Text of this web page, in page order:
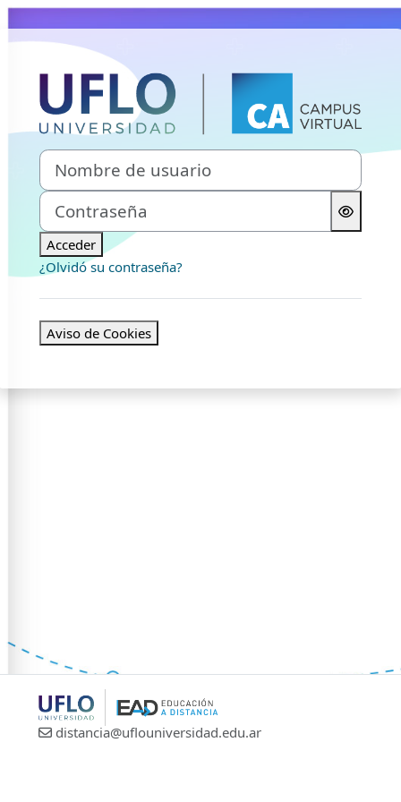
Salta al contenido principal
Entrar a
Nombre de usuario
Contraseña
Acceder
¿Olvidó su contraseña?
Aviso de Cookies
distancia@uflouniversidad.edu.ar